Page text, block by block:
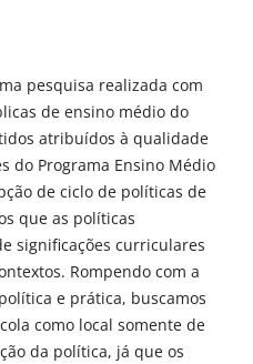
pesquisa realizada com
de ensino médio do
atribuídos à qualidade
do Programa Ensino Médio
de ciclo de políticas de
que as políticas
significações curriculares
Rompendo com a
e prática, buscamos
como local somente de
da política, já que os